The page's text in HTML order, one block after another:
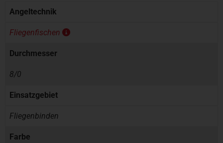
Angeltechnik
Fliegenfischen
Durchmesser
8/0
Einsatzgebiet
Fliegenbinden
Farbe